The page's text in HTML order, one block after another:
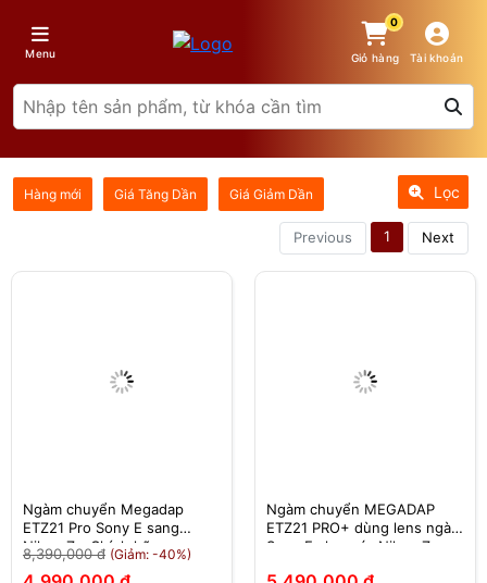
Menu
0
Giỏ hàng Tài khoản
Hàng mới Giá Tăng Dần Giá Giảm Dần Lọc
Previous 1 Next
Ngàm chuyển Megadap
ETZ21 Pro Sony E sang
Nikon Z - Chính hãng
8,390,000 đ (Giảm: -40%)
Ngàm chuyển MEGADAP
ETZ21 PRO+ dùng lens ngàm
Sony E cho máy Nikon Z –